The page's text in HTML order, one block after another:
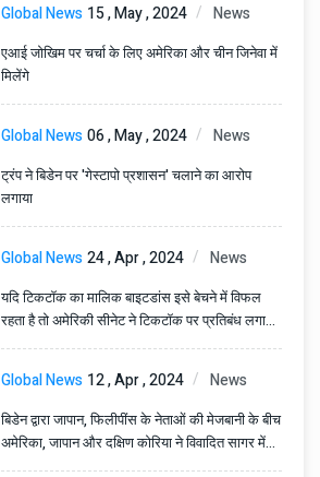
Global News 15 , May , 2024 News
एआई जोखिम पर चर्चा के लिए अमेरिका और चीन जिनेवा में
मिलेंगे
Global News06 , May , 2024 News
ट्रंप ने बिडेन पर 'गेस्टापो प्रशासन' चलाने का आरोप
लगाया
Global News24 , Apr , 2024 News
यदि टिकटॉक का मालिक बाइटडांस इसे बेचने में विफल
रहता है तो अमेरिकी सीनेट ने टिकटॉक पर प्रतिबंध लगाने
के लिए विधेयक पारित कर दिया है।
Global News 12 , Apr , 2024 News
बिडेन द्वारा जापान, फिलीपींस के नेताओं की मेजबानी के बीच
अमेरिका, जापान और दक्षिण कोरिया ने विवादित सागर में
अभ्यास किया